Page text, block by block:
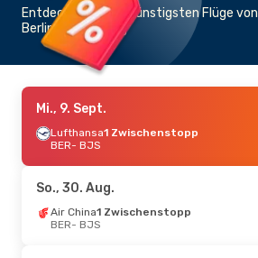
Entdecken Sie die günstigsten Flüge von
Berlin nach Peking
Mi., 9. Sept.
Lufthansa1 Zwischenstopp
BER- BJS
So., 30. Aug.
Air China1 Zwischenstopp
BER- BJS